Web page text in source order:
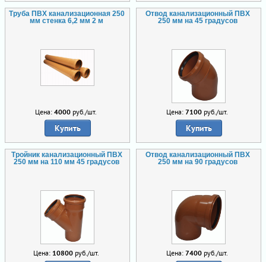
Труба ПВХ канализационная 250
мм стенка 6,2 мм 2 м
Цена: 4000 руб./шт.
Купить
Отвод канализационный ПВХ
250 мм на 45 градусов
Цена: 7100 руб./шт.
Купить
Тройник канализационный ПВХ
250 мм на 110 мм 45 градусов
Цена: 10800руб./шт.
Отвод канализационный ПВХ
250 мм на 90 градусов
Цена: 7400 руб./шт.